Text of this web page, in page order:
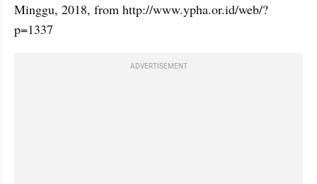
Minggu, 2018, from http://www.ypha.or.id/web/?
p=1337
ADVERTISEMENT